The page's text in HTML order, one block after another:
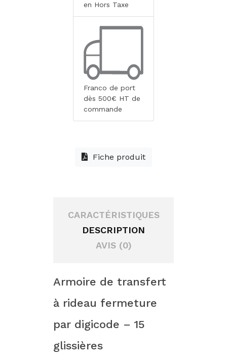
en Hors Taxe
Franco de port
dès 500€ HT de
commande
Fiche produit
CARACTÉRISTIQUES
DESCRIPTION
AVIS (0)
Armoire de transfert
à rideau fermeture
par digicode – 15
glissières